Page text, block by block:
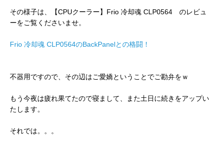
その様子は、【CPUクーラー】Frio 冷却魂 CLP0564 のレビュ
ーをご覧くださいませ。
Frio 冷却魂 CLP0564のBackPanelとの格闘！
不器用ですので、その辺はご愛嬌ということでご勘弁をｗ
もう今夜は疲れ果てたので寝まして、また土日に続きをアップい
たします。
それでは。。。